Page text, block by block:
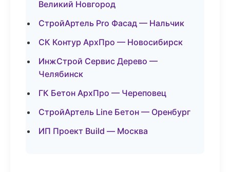
Великий Новгород
СтройАртель Pro Фасад — Нальчик
СК Контур АрхПро — Новосибирск
ИнжСтрой Сервис Дерево —
Челябинск
ГК Бетон АрхПро — Череповец
СтройАртель Line Бетон — Оренбург
ИП Проект Build — Москва